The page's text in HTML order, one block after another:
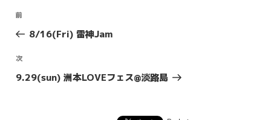
投
稿
ビ
ゲ
前
投
稿
前
8/16(Fri) 雷神Jam
次
投
次
9.29(sun) 洲本LOVEフェス@淡路島